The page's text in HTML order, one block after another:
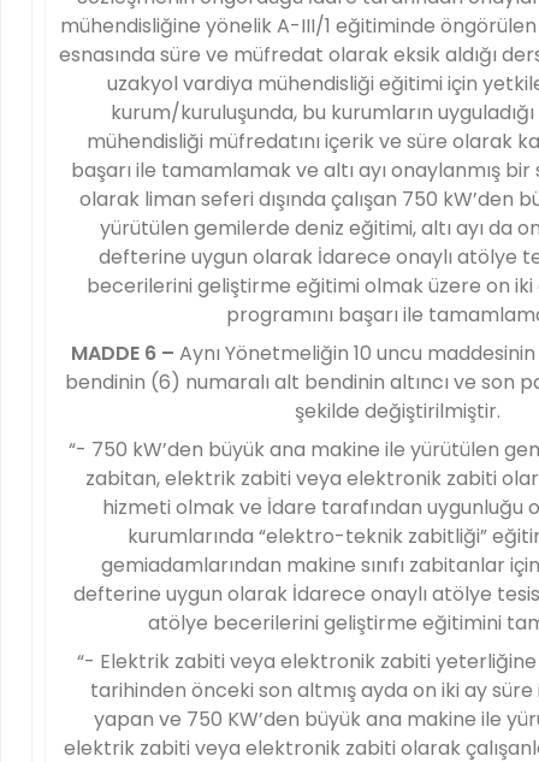
mühendisliğine yönelik A-III/1 eğitiminde
esnasında süre ve müfredat olarak eksik aldığı
uzakyol vardiya mühendisliği eğitimi için
kurum/kuruluşunda, bu kurumların
mühendisliği müfredatını içerik ve süre olarak
başarı ile tamamlamak ve altı ayı onaylanmış
olarak liman seferi dışında çalışan 750 kW’den
yürütülen gemilerde deniz eğitimi, altı ayı da
defterine uygun olarak İdarece onaylı atölye
becerilerini geliştirme eğitimi olmak üzere on iki
programını başarı ile
MADDE 6 – Aynı Yönetmeliğin 10 uncu
bendinin (6) numaralı alt bendinin altıncı ve son
şekilde değiştirilmiştir.
“- 750 kW’den büyük ana makine ile yürütülen
zabitan, elektrik zabiti veya elektronik zabiti
hizmeti olmak ve İdare tarafından uygunluğu
kurumlarında “elektro-teknik zabitliği”
gemiadamlarından makine sınıfı zabitanlar
defterine uygun olarak İdarece onaylı atölye
atölye becerilerini geliştirme eğitimini
“- Elektrik zabiti veya elektronik zabiti yeterliğine
tarihinden önceki son altmış ayda on iki ay süre
yapan ve 750 KW’den büyük ana makine ile
elektrik zabiti veya elektronik zabiti olarak